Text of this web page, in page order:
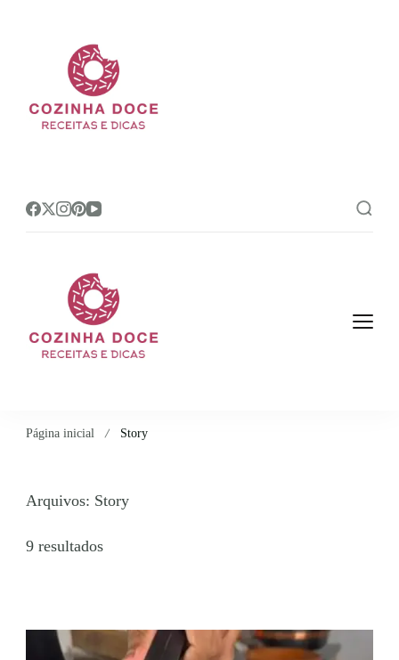
Página inicial Story
Arquivos: Story
9 resultados